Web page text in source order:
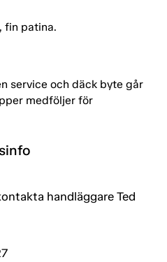
fin patina.
service och däck byte går
medföljer för
handläggare Ted